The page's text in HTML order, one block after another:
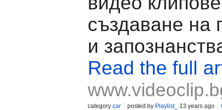
създаване на
и
Read the full
category car posted by Playlist_ 13 years ago